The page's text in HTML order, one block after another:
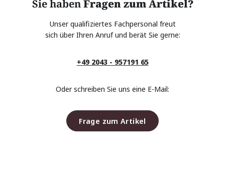
Sie habenFragen zum Artikel?
Unser qualifiziertes Fachpersonal freut
sich über Ihren Anruf und berät Sie gerne:
+49 2043 - 957191 65
Oder schreiben Sie uns eine E-Mail:
Frage zum Artikel